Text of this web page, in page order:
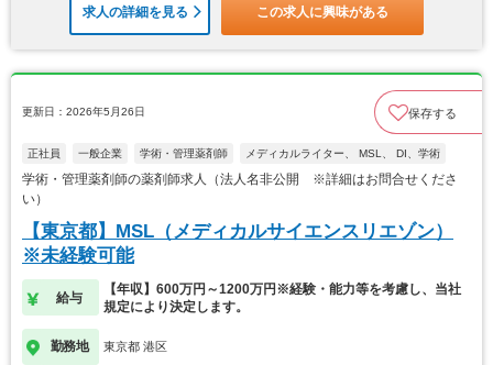
求人の詳細を見る この求人に興味がある
更新日：2026年5月26日 保存する
正社員 一般企業 学術・管理薬剤師 メディカルライター、 MSL、 DI、学術
学術・管理薬剤師の薬剤師求人（法人名非公開 ※詳細はお問合せくださ
い）
【東京都】MSL（メディカルサイエンスリエゾン）
※未経験可能
給与
【年収】600万円～1200万円※経験・能力等を考慮し、当社
規定により決定します。
勤務地 東京都 港区